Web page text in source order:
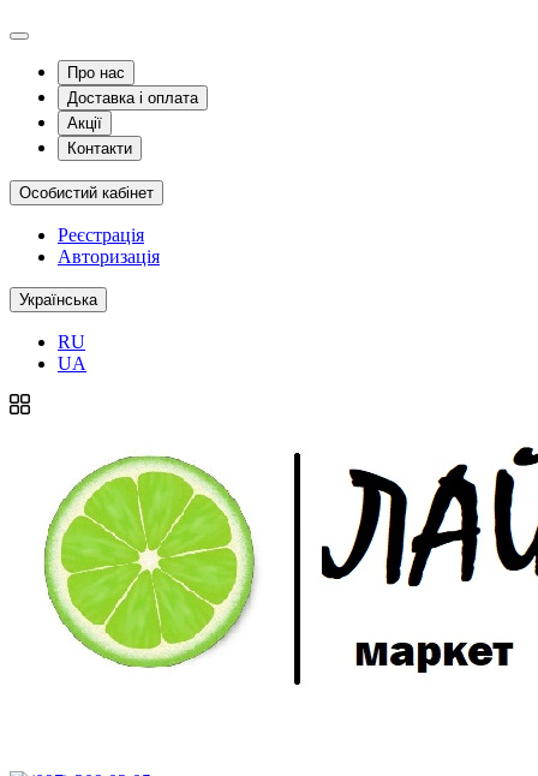
Про нас
Доставка і оплата
Акції
Контакти
Особистий кабінет
Реєстрація
Авторизація
Українська
RU
UA